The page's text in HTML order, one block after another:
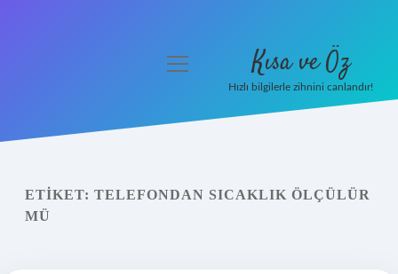
Yasal Uyarı
menüyü
Kısa ve Öz
Hızlı bilgilerle zihnini canlandır!
ETIKET: TELEFONDAN SICAKLIK ÖLÇÜLÜR
MÜ